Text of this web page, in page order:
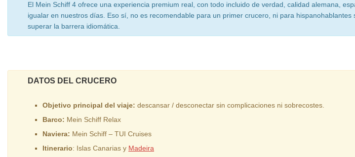
El Mein Schiff 4 ofrece una experiencia premium real, con todo incluido de verdad, calidad alemana,
igualar en nuestros días. Eso sí, no es recomendable para un primer crucero, ni para
superar la barrera idiomática.
DATOS DEL CRUCERO
Objetivo principal del viaje: descansar / desconectar sin complicaciones ni sobrecostes.
Barco: Mein Schiff Relax
Naviera: Mein Schiff – TUI Cruises
Itinerario: Islas Canarias y Madeira